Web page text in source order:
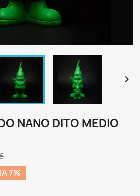

NANO DITO MEDIO
7%